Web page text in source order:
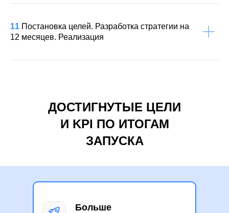
11 Постановка целей. Разработка стратегии на
12 месяцев. Реализация
ДОСТИГНУТЫЕ ЦЕЛИ
И KPI ПО ИТОГАМ
ЗАПУСКА
Больше